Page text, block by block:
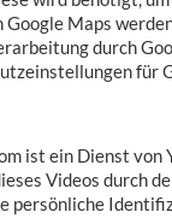
Maps
durch
für
ist ein Dienst von
Videos durch
persönliche